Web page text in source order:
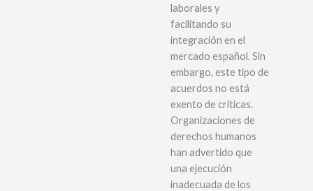
laborales y
facilitando su
integración en el
mercado español. Sin
embargo, este tipo de
acuerdos no está
exento de críticas.
Organizaciones de
derechos humanos
han advertido que
una ejecución
inadecuada de los